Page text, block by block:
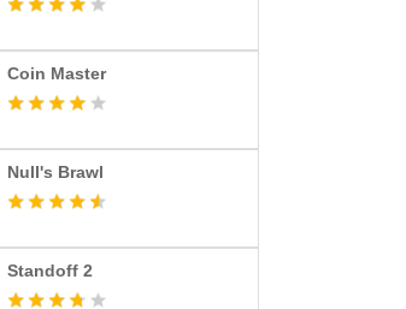
Coin Master
Null's Brawl
Standoff 2